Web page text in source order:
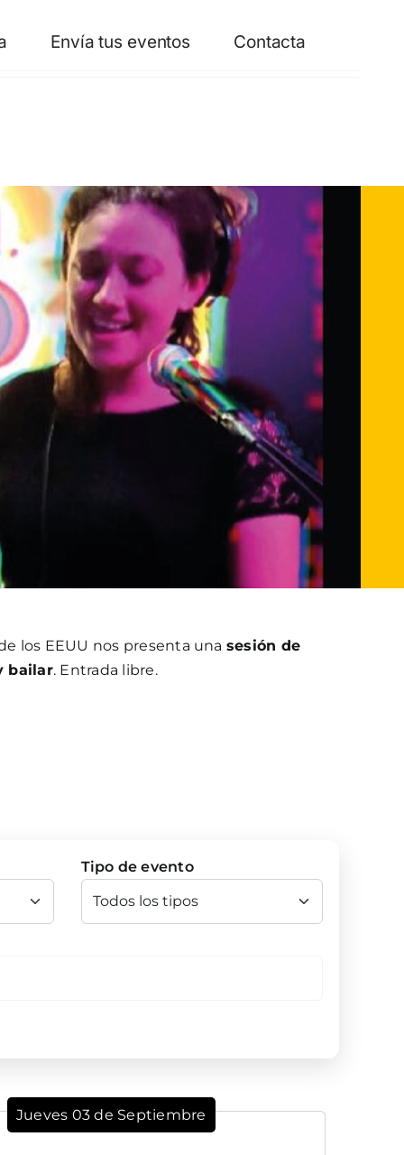
Envía tus eventos Contacta
los EEUU nos presenta una sesión de
bailar. Entrada libre.
Tipo de evento
Jueves 03 de Septiembre